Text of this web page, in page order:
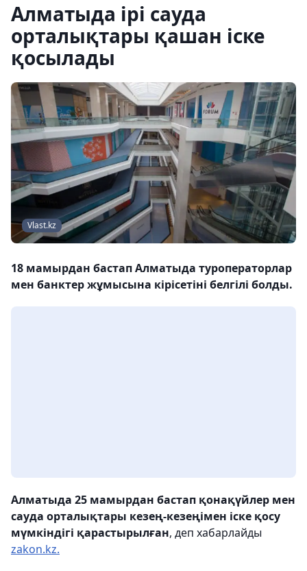
Алматыда ірі сауда
орталықтары қашан іске
қосылады
Vlast.kz
18 мамырдан бастап Алматыда туроператорлар
мен банктер жұмысына кірісетіні белгілі болды.
Алматыда 25 мамырдан бастап қонақүйлер мен
сауда орталықтары кезең-кезеңімен іске қосу
мүмкіндігі қарастырылған, деп хабарлайды
zakon.kz.